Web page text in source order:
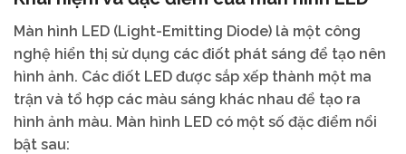
Màn hình LED (Light-Emitting Diode) là một công
nghệ hiển thị sử dụng các điốt phát sáng để tạo nên
hình ảnh. Các điốt LED được sắp xếp thành một ma
trận và tổ hợp các màu sáng khác nhau để tạo ra
hình ảnh màu. Màn hình LED có một số đặc điểm nổi
bật sau: